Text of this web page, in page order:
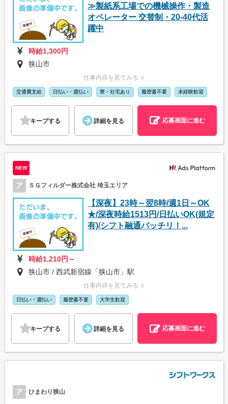
≫製紙系工場での機械操作・製造
オペレーター 交替制・20-40代活
躍中
時給1,300円
狭山市
仕事内容を見てみる ∨
交通費支給 日払い・週払い 寮・社宅あり 履歴書不要 未経験歓迎
キープする 詳細を見る 応募画面に進む
NEW
ア ＳＧフィルダー株式会社 埼玉エリア
【深夜】23時～翌8時/週1日～OK
★/深夜時給1513円/日払いOK(規定
有)/シフト融通バッチリ！...
時給1,210円～
狭山市 / 西武新宿線「狭山市」駅
仕事内容を見てみる ∨
日払い・週払い 履歴書不要 大学生歓迎
キープする 詳細を見る 応募画面に進む
ア ひまわり狭山